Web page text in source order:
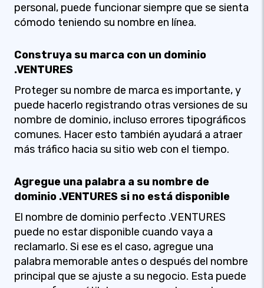
personal, puede funcionar siempre que se sienta
cómodo teniendo su nombre en línea.
Construya su marca con un dominio
.VENTURES
Proteger su nombre de marca es importante, y
puede hacerlo registrando otras versiones de su
nombre de dominio, incluso errores tipográficos
comunes. Hacer esto también ayudará a atraer
más tráfico hacia su sitio web con el tiempo.
Agregue una palabra a su nombre de
dominio .VENTURES si no está disponible
El nombre de dominio perfecto .VENTURES
puede no estar disponible cuando vaya a
reclamarlo. Si ese es el caso, agregue una
palabra memorable antes o después del nombre
principal que se ajuste a su negocio. Esta puede